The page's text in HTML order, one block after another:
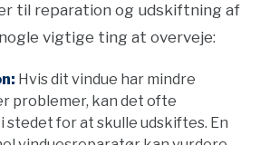
til reparation og udskiftning af
vigtige ting at overveje:
Hvis dit vindue har mindre
problemer, kan det ofte
stedet for at skulle udskiftes. En